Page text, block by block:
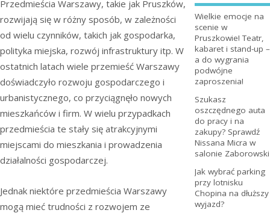
Przedmieścia Warszawy, takie jak Pruszków,
rozwijają się w różny sposób, w zależności
od wielu czynników, takich jak gospodarka,
polityka miejska, rozwój infrastruktury itp. W
ostatnich latach wiele przemieść Warszawy
doświadczyło rozwoju gospodarczego i
urbanistycznego, co przyciągnęło nowych
mieszkańców i firm. W wielu przypadkach
przedmieścia te stały się atrakcyjnymi
miejscami do mieszkania i prowadzenia
działalności gospodarczej.
Jednak niektóre przedmieścia Warszawy
mogą mieć trudności z rozwojem ze
Wielkie emocje na
scenie w
Pruszkowie! Teatr,
kabaret i stand-up –
a do wygrania
podwójne
zaproszenia!
Szukasz
oszczędnego auta
do pracy i na
zakupy? Sprawdź
Nissana Micra w
salonie Zaborowski
Jak wybrać parking
przy lotnisku
Chopina na dłuższy
wyjazd?